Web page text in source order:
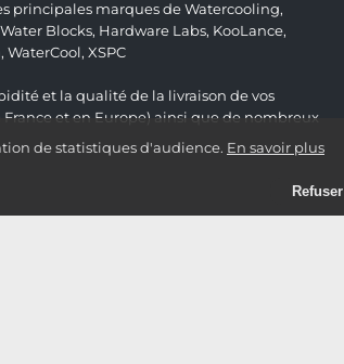
de statistiques d'audience. En savoir plus
Refuser
principales marques de Watercooling,
Blocks, Hardware Labs, KooLance,
, WaterCool, XSPC
et la qualité de la livraison de vos
et en Europe) ainsi que de nombreux